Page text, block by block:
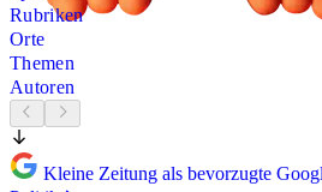
Rubriken
Orte
Themen
Autoren
Kleine Zeitung als bevorzugte